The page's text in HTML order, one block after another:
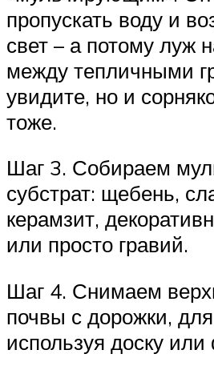
пропускать воду и
свет – а потому луж
между тепличными
увидите, но и
тоже.
Шаг 3. Собираем
субстрат: щебень,
керамзит,
или просто гравий.
Шаг 4. Снимаем
почвы с дорожки,
используя доску